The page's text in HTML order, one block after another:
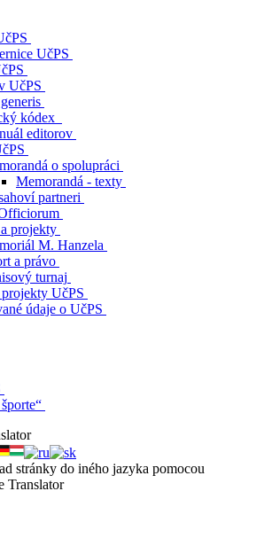
UčPS
UčPS
kódex
editorov
o spolupráci
Memorandá - texty
partneri
projekty
M. Hanzela
a právo
turnaj
UčPS
údaje o UčPS
stránky do iného jazyka pomocou
Translator